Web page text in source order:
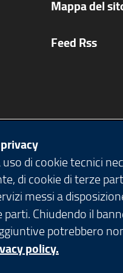
di cookie tecnici
di cookie di terze
messi a
parti. Chiudendo il
potrebbero
policy.
Mappa del
Feed Rss